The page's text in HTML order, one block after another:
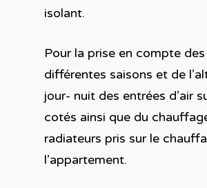
isolant.
Pour la prise en compte des
différentes saisons et de
jour- nuit des entrées d’air
cotés ainsi que du
radiateurs pris sur le
l’appartement.